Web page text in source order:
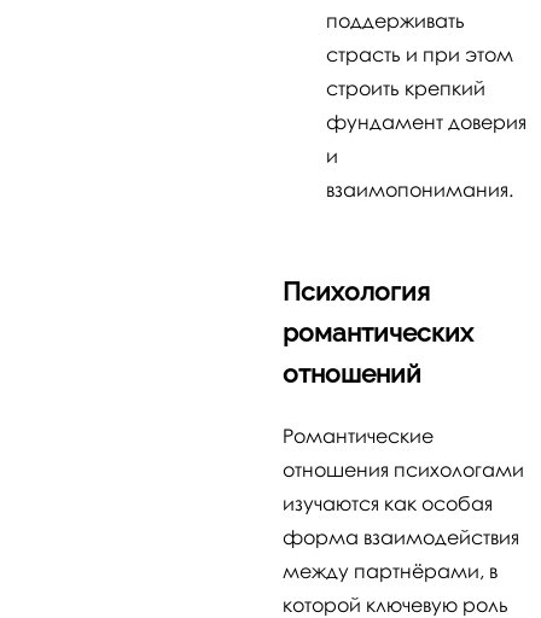
поддерживать
страсть и при этом
строить крепкий
фундамент доверия
и
взаимопонимания.
Психология
романтических
отношений
Романтические
отношения психологами
изучаются как особая
форма взаимодействия
между партнёрами, в
которой ключевую роль